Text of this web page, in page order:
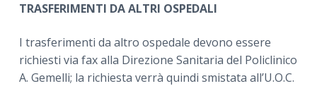
TRASFERIMENTI DA ALTRI OSPEDALI
I trasferimenti da altro ospedale devono essere
richiesti via fax alla Direzione Sanitaria del Policlinico
A. Gemelli; la richiesta verrà quindi smistata all’U.O.C.